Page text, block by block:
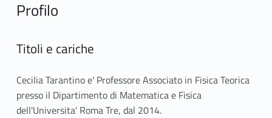
Profilo
Titoli e cariche
Cecilia Tarantino e' Professore Associato in Fisica Teorica
presso il Dipartimento di Matematica e Fisica
dell'Universita' Roma Tre, dal 2014.